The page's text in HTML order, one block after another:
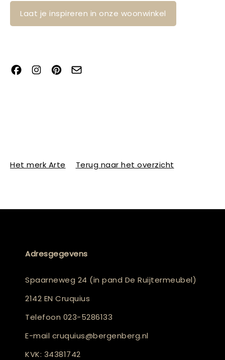
Laat je inspireren in onze woonwinkel
Het merk Arte Terug naar het overzicht
Adresgegevens
Spaarneweg 24 (in pand De Ruijtermeubel)
2142 EN Cruquius
Telefoon 023-5286133
E-mail cruquius@bergenberg.nl
KVK: 34381742